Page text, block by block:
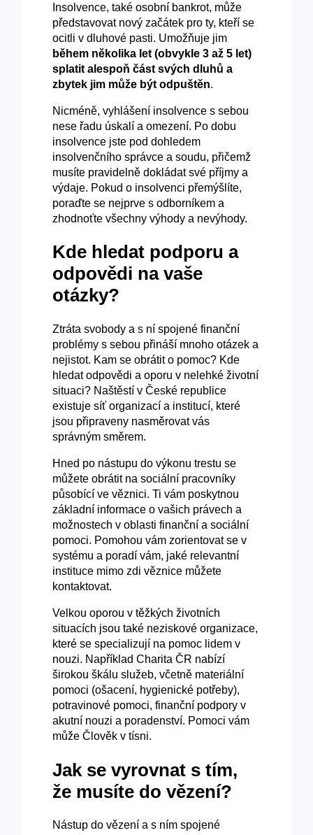
Insolvence, také osobní bankrot, může
představovat nový začátek pro ty, kteří se
ocitli v dluhové pasti. Umožňuje jim
během několika let (obvykle 3 až 5 let)
splatit alespoň část svých dluhů a
zbytek jim může být odpuštěn.
Nicméně, vyhlášení insolvence s sebou
nese řadu úskalí a omezení. Po dobu
insolvence jste pod dohledem
insolvenčního správce a soudu, přičemž
musíte pravidelně dokládat své příjmy a
výdaje. Pokud o insolvenci přemýšlíte,
poraďte se nejprve s odborníkem a
zhodnoťte všechny výhody a nevýhody.
Kde hledat podporu a
odpovědi na vaše
otázky?
Ztráta svobody a s ní spojené finanční
problémy s sebou přináší mnoho otázek a
nejistot. Kam se obrátit o pomoc? Kde
hledat odpovědi a oporu v nelehké životní
situaci? Naštěstí v České republice
existuje síť organizací a institucí, které
jsou připraveny nasměrovat vás
správným směrem.
Hned po nástupu do výkonu trestu se
můžete obrátit na sociální pracovníky
působící ve věznici. Ti vám poskytnou
základní informace o vašich právech a
možnostech v oblasti finanční a sociální
pomoci. Pomohou vám zorientovat se v
systému a poradí vám, jaké relevantní
instituce mimo zdi věznice můžete
kontaktovat.
Velkou oporou v těžkých životních
situacích jsou také neziskové organizace,
které se specializují na pomoc lidem v
nouzi. Například Charita ČR nabízí
širokou škálu služeb, včetně materiální
pomoci (ošacení, hygienické potřeby),
potravinové pomoci, finanční podpory v
akutní nouzi a poradenství. Pomoci vám
může Člověk v tísni.
Jak se vyrovnat s tím,
že musíte do vězení?
Nástup do vězení a s ním spojené